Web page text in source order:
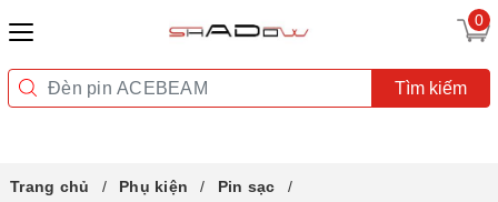
0
Tìm kiếm
Trang chủ Phụ kiện
Pin sạc